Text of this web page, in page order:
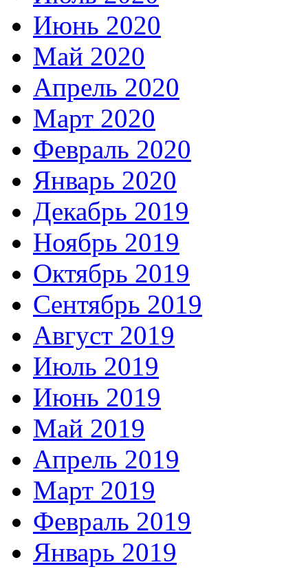
Июнь 2020
Май 2020
Апрель 2020
Март 2020
Февраль 2020
Январь 2020
Декабрь 2019
Ноябрь 2019
Октябрь 2019
Сентябрь 2019
Август 2019
Июль 2019
Июнь 2019
Май 2019
Апрель 2019
Март 2019
Февраль 2019
Январь 2019